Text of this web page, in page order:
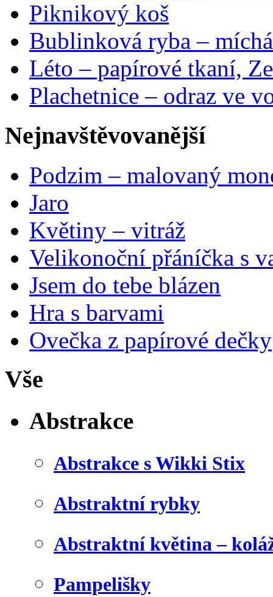
Piknikový koš
Bublinková ryba –
Léto – papírové tkaní,
Plachetnice – odraz ve
Nejnavštěvovanější
Podzim – malovaný
Jaro
Květiny – vitráž
Velikonoční přáníčka s
Jsem do tebe blázen
Hra s barvami
Ovečka z papírové dečky
Vše
Abstrakce
Abstrakce s Wikki Stix
Abstraktní rybky
Abstraktní květina –
Pampelišky